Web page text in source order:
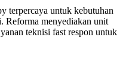
terpercaya untuk kebutuhan
Reforma menyediakan unit
teknisi fast respon untuk